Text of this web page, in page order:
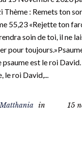
: Remets ton
55,23 «Rejette ton
soin de toi, il ne
pour
psaume est le roi
le roi David,...
15
in